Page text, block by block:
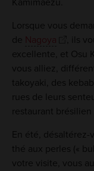
Kamimaezu.
Lorsque vous
de Nagoya
, ils
excellente, et Osu
vous alliez,
takoyaki, des
rues de leurs
restaurant brésilien
En été,
thé aux perles («
votre visite, vous